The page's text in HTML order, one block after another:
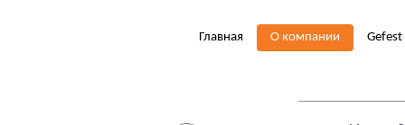
Главная О компании Gefest